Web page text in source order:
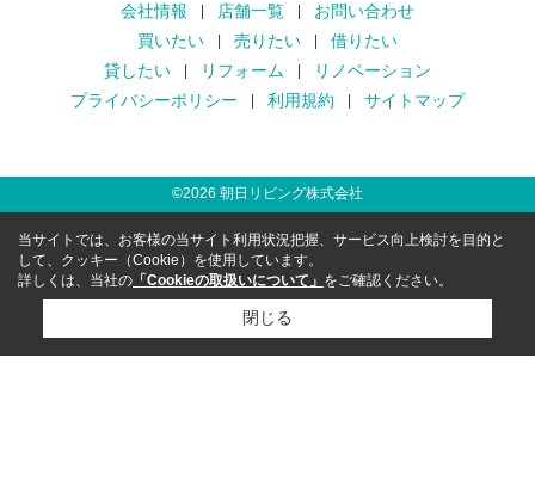
会社情報 店舗一覧
お問い合わせ
買いたい
売りたい
借りたい
貸したい
リフォーム
リノベーション
プライバシーポリシー
利用規約 サイトマップ
©2026 朝日リビング株式会社
当サイトでは、お客様の当サイト利用状況把握、サービス向上検討を目的と
して、クッキー（Cookie）を使用しています。
詳しくは、当社の 「Cookieの取扱いについて」 をご確認ください。
閉じる